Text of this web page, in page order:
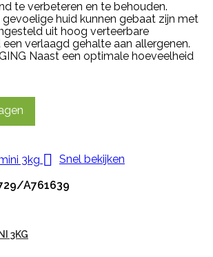
te verbeteren en te behouden.
huid kunnen gebaat zijn met
uit hoog verteerbare
verlaagd gehalte aan allergenen.
Naast een optimale hoeveelheid
 Snel bekijken
A761639
3KG